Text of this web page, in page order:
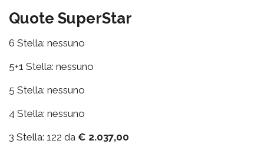
Quote SuperStar
6 Stella: nessuno
5+1 Stella: nessuno
5 Stella: nessuno
4 Stella: nessuno
3 Stella: 122 da € 2.037,00